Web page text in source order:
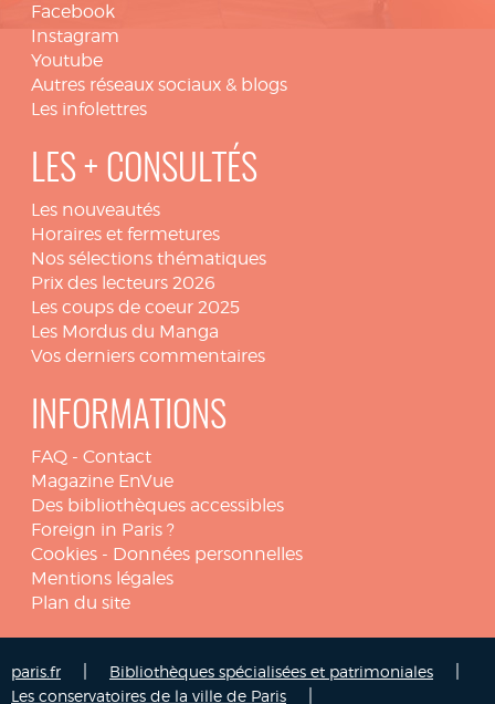
Facebook
Instagram
Youtube
Autres réseaux sociaux & blogs
Les infolettres
LES + CONSULTÉS
Les nouveautés
Horaires et fermetures
Nos sélections thématiques
Prix des lecteurs 2026
Les coups de coeur 2025
Les Mordus du Manga
Vos derniers commentaires
INFORMATIONS
FAQ - Contact
Magazine EnVue
Des bibliothèques accessibles
Foreign in Paris ?
Cookies - Données personnelles
Mentions légales
Plan du site
paris.fr Bibliothèques spécialisées et patrimoniales
Les conservatoires de la ville de Paris